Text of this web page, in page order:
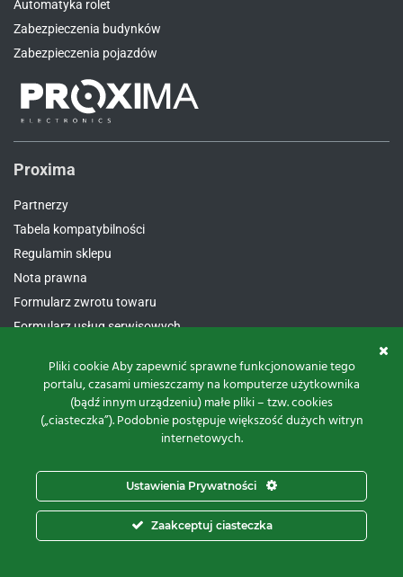
Automatyka rolet
Zabezpieczenia budynków
Zabezpieczenia pojazdów
Proxima
Partnerzy
Tabela kompatybilności
Regulamin sklepu
Nota prawna
Formularz zwrotu towaru
Formularz usług serwisowych
Kontakt
Polna 23A, 87-100 Toruń
NIP:9561939535
KRS:0000112800
Pliki cookie Aby zapewnić sprawne funkcjonowanie tego
portalu, czasami umieszczamy na komputerze użytkownika
(bądź innym urządzeniu) małe pliki – tzw. cookies
(„ciasteczka”). Podobnie postępuje większość dużych witryn
internetowych.
Zaakceptuj ciasteczka
Ustawienia Prywatności